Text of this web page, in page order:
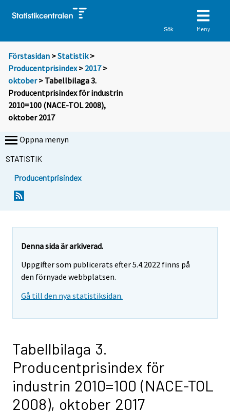
Sök Meny
Förstasidan >Statistik >
Producentprisindex> 2017>
oktober> Tabellbilaga 3.
Producentprisindex för industrin
2010=100 (NACE-TOL 2008),
oktober 2017
Öppna menyn
STATISTIK
Producentprisindex
Denna sida är arkiverad.
Uppgifter som publicerats efter 5.4.2022 finns på
den förnyade webbplatsen.
Gå till den nya statistiksidan.
Tabellbilaga 3.
Producentprisindex för
industrin 2010=100 (NACE-TOL
2008), oktober 2017